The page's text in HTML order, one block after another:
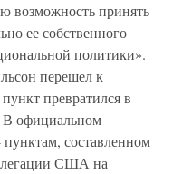
возможность принять
ее собственного
политики».
перешел к
превратился в
В официальном
составленном
США на